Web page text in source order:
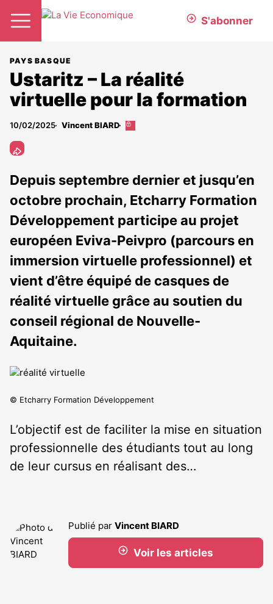
S'abonner
PAYS BASQUE
Ustaritz – La réalité
virtuelle pour la formation
10/02/2025 Vincent BIARD
Cet
abonnés
Depuis septembre dernier et jusqu’en
octobre prochain, Etcharry Formation
Développement participe au projet
européen Eviva-Peivpro (parcours en
immersion virtuelle professionnel) et
vient d’être équipé de casques de
réalité virtuelle grâce au soutien du
conseil régional de Nouvelle-
Aquitaine.
© Etcharry Formation Développement
L’objectif est de faciliter la mise en situation
professionnelle des étudiants tout au long
de leur cursus en réalisant des…
Publié par Vincent BIARD
Voir les articles